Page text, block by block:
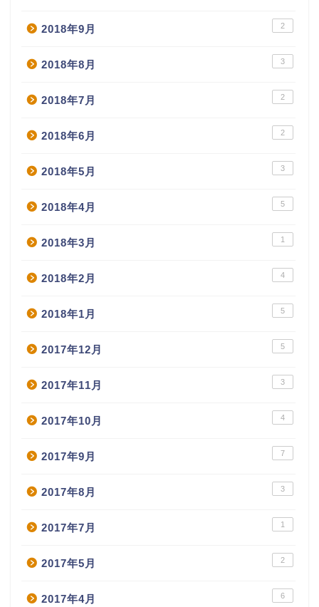
2018年9月 2
2018年8月 3
2018年7月 2
2018年6月 2
2018年5月 3
2018年4月 5
2018年3月 1
2018年2月 4
2018年1月 5
2017年12月 5
2017年11月 3
2017年10月 4
2017年9月 7
2017年8月 3
2017年7月 1
2017年5月 2
2017年4月 6